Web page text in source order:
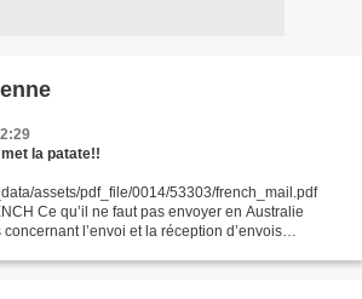
la patate!!
assets/pdf_file/0014/53303/french_mail.pdf
Ce qu’il ne faut pas envoyer en Australie
l’envoi et la réception d’envois